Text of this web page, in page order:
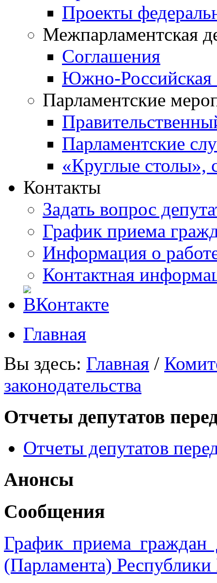
Проекты
Межпарламентская
Соглашения
Южно-Российская
Парламентские
Парламентские
«Круглые столы»,
Контакты
Задать вопрос
График приема
Информация о
Контактная
Главная
Вы здесь: Главная /
законодательства
Отчеты депутатов
Отчеты депутатов
Анонсы
Сообщения
График приема граждан
(Парламента)